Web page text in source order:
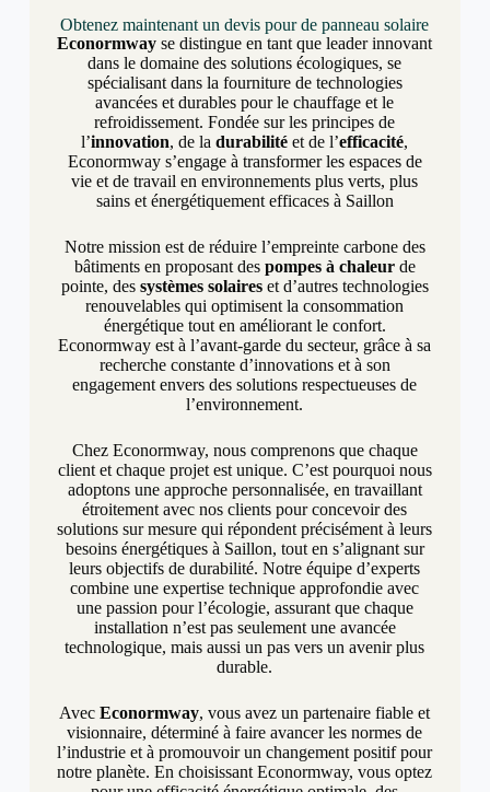
Obtenez maintenant un devis pour de panneau solaire
Econormway se distingue en tant que leader innovant
dans le domaine des solutions écologiques, se
spécialisant dans la fourniture de technologies
avancées et durables pour le chauffage et le
refroidissement. Fondée sur les principes de
l’innovation, de ladurabilité et de l’efficacité,
Econormway s’engage à transformer les espaces de
vie et de travail en environnements plus verts, plus
sains et énergétiquement efficaces à Saillon
Notre mission est de réduire l’empreinte carbone des
bâtiments en proposant des pompes à chaleurde
pointe, des systèmes solaireset d’autres technologies
renouvelables qui optimisent la consommation
énergétique tout en améliorant le confort.
Econormway est à l’avant-garde du secteur, grâce à sa
recherche constante d’innovations et à son
engagement envers des solutions respectueuses de
l’environnement.
Chez Econormway, nous comprenons que chaque
client et chaque projet est unique. C’est pourquoi nous
adoptons une approche personnalisée, en travaillant
étroitement avec nos clients pour concevoir des
solutions sur mesure qui répondent précisément à leurs
besoins énergétiques à Saillon, tout en s’alignant sur
leurs objectifs de durabilité. Notre équipe d’experts
combine une expertise technique approfondie avec
une passion pour l’écologie, assurant que chaque
installation n’est pas seulement une avancée
technologique, mais aussi un pas vers un avenir plus
durable.
AvecEconormway, vous avez un partenaire fiable et
visionnaire, déterminé à faire avancer les normes de
l’industrie et à promouvoir un changement positif pour
notre planète. En choisissant Econormway, vous optez